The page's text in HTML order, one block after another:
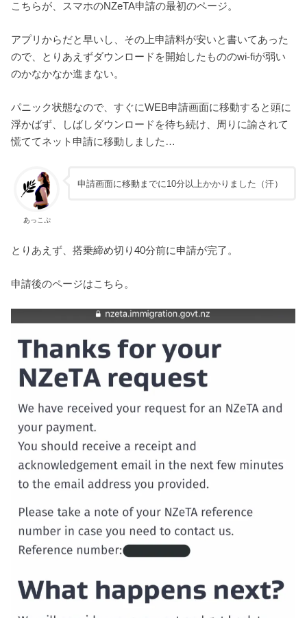
こちらが、スマホのNZeTA申請の最初のページ。
アプリからだと早いし、その上申請料が安いと書いてあった
ので、とりあえずダウンロードを開始したもののwi-fiが弱い
のかなかなか進まない。
パニック状態なので、すぐにWEB申請画面に移動すると頭に
浮かばず、しばしダウンロードを待ち続け、周りに諭されて
慌ててネット申請に移動しました…
あっこぷ
申請画面に移動までに10分以上かかりました（汗）
とりあえず、搭乗締め切り40分前に申請が完了。
申請後のページはこちら。